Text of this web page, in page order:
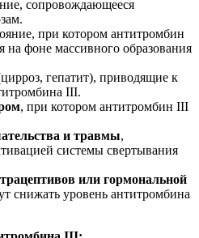
сопровождающееся
при котором антитромбин
на фоне массивного образования
гепатит), приводящие к
III.
, при котором антитромбин III
и травмы,
системы свертывания
или гормональной
снижать уровень антитромбина